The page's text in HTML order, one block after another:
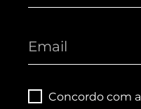
Concordo com a